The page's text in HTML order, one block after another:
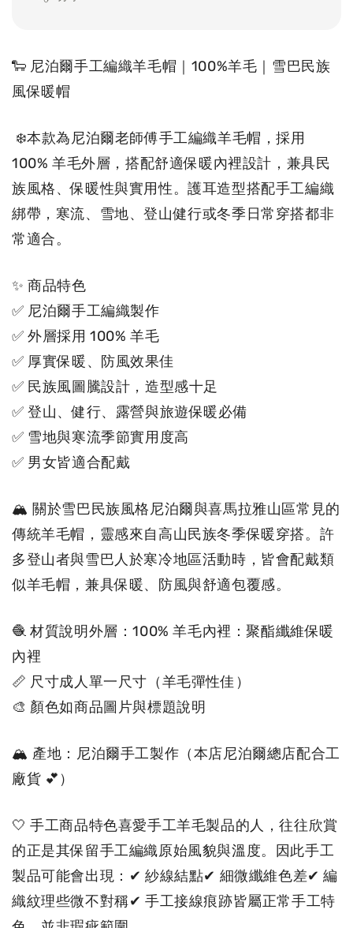
🐑 尼泊爾手工編織羊毛帽｜100%羊毛｜雪巴民族
風保暖帽
❄️本款為尼泊爾老師傅手工編織羊毛帽，採用
100% 羊毛外層，搭配舒適保暖內裡設計，兼具民
族風格、保暖性與實用性。護耳造型搭配手工編織
綁帶，寒流、雪地、登山健行或冬季日常穿搭都非
常適合。
✨ 商品特色
✅ 尼泊爾手工編織製作
✅ 外層採用 100% 羊毛
✅ 厚實保暖、防風效果佳
✅ 民族風圖騰設計，造型感十足
✅ 登山、健行、露營與旅遊保暖必備
✅ 雪地與寒流季節實用度高
✅ 男女皆適合配戴
🏔 關於雪巴民族風格尼泊爾與喜馬拉雅山區常見的
傳統羊毛帽，靈感來自高山民族冬季保暖穿搭。許
多登山者與雪巴人於寒冷地區活動時，皆會配戴類
似羊毛帽，兼具保暖、防風與舒適包覆感。
🧶 材質說明外層：100% 羊毛內裡：聚酯纖維保暖
內裡
📏 尺寸成人單一尺寸（羊毛彈性佳 ）
🎨 顏色如商品圖片與標題說明
🏔 產地：尼泊爾手工製作（本店尼泊爾總店配合工
廠貨 💕）
🤍 手工商品特色喜愛手工羊毛製品的人，往往欣賞
的正是其保留手工編織原始風貌與溫度。因此手工
製品可能會出現：✔ 紗線結點✔ 細微纖維色差✔ 編
織紋理些微不對稱✔ 手工接線痕跡皆屬正常手工特